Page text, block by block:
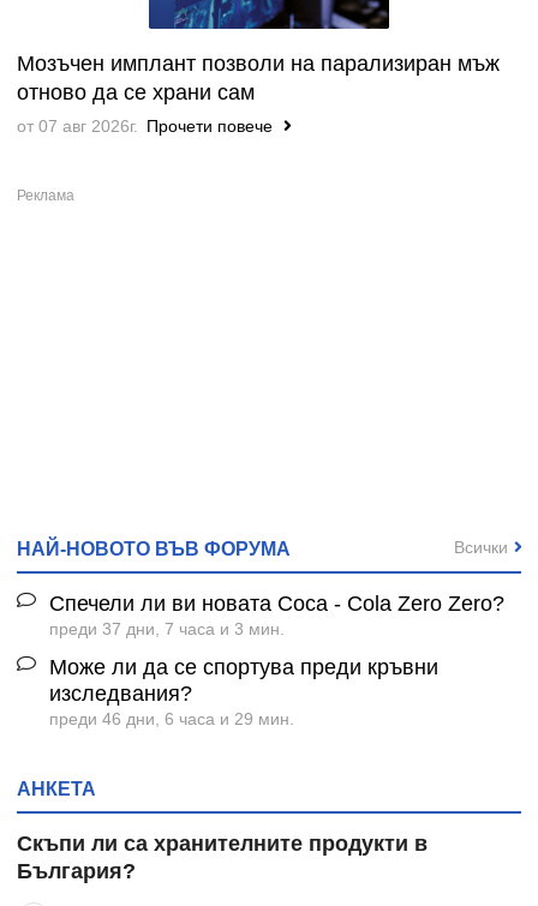
Мозъчен имплант позволи на парализиран мъж
отново да се храни сам
от 07 авг 2026г. Прочети повече
НАЙ-НОВОТО ВЪВ ФОРУМА
Спечели ли ви новата Coca - Cola Zero Zero?
преди 37 дни, 7 часа и 3 мин.
Може ли да се спортува преди кръвни
изследвания?
преди 46 дни, 6 часа и 29 мин.
Всички
АНКЕТА
Скъпи ли са хранителните продукти в
България?